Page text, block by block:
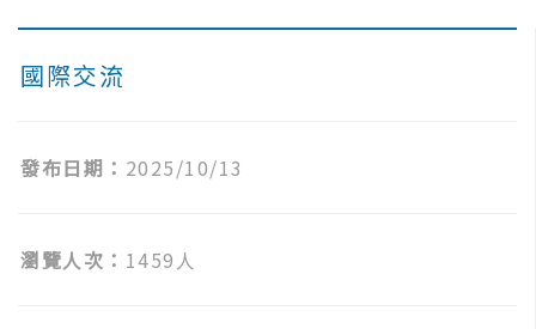
國際交流
發布日期： 2025/10/13
瀏覽人次： 1459人